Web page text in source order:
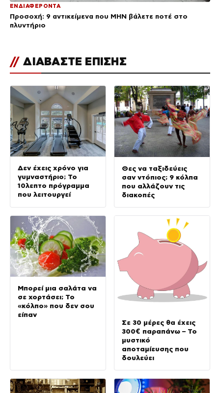
ΕΝΔΙΑΦΕΡΟΝΤΑ
Προσοχή: 9 αντικείμενα που ΜΗΝ βάλετε ποτέ στο
πλυντήριο
// ΔΙΑΒΑΣΤΕ ΕΠΙΣΗΣ
Δεν έχεις χρόνο για
γυμναστήριο; Το
10λεπτο πρόγραμμα
που λειτουργεί
Θες να ταξιδεύεις
σαν ντόπιος; 9 κόλπα
που αλλάζουν τις
διακοπές
Μπορεί μια σαλάτα να
σε χορτάσει; Το
«κόλπο» που δεν σου
είπαν
Σε 30 μέρες θα έχεις
300€ παραπάνω – Το
μυστικό
αποταμίευσης που
δουλεύει